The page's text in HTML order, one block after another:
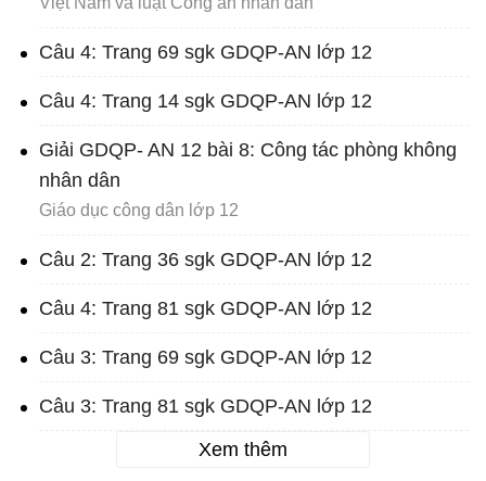
Câu 4: Trang 69 sgk GDQP-AN lớp 12
Câu 4: Trang 14 sgk GDQP-AN lớp 12
Giải GDQP- AN 12 bài 8: Công tác phòng không
nhân dân
Giáo dục công dân lớp 12
Câu 2: Trang 36 sgk GDQP-AN lớp 12
Câu 4: Trang 81 sgk GDQP-AN lớp 12
Câu 3: Trang 69 sgk GDQP-AN lớp 12
Câu 3: Trang 81 sgk GDQP-AN lớp 12
Xem thêm